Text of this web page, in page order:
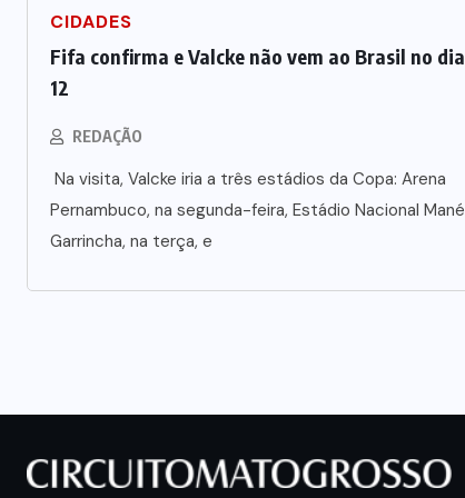
CIDADES
Fifa confirma e Valcke não vem ao Brasil no dia
12
REDAÇÃO
Na visita, Valcke iria a três estádios da Copa: Arena
Pernambuco, na segunda-feira, Estádio Nacional Mané
Garrincha, na terça, e